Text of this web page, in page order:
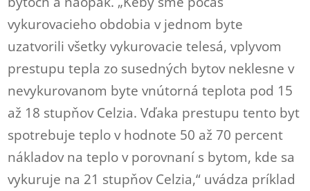
vykurovacieho obdobia v jednom byte
uzatvorili všetky vykurovacie telesá, vplyvom
prestupu tepla zo susedných bytov neklesne v
nevykurovanom byte vnútorná teplota pod 15
až 18 stupňov Celzia. Vďaka prestupu tento byt
spotrebuje teplo v hodnote 50 až 70 percent
nákladov na teplo v porovnaní s bytom, kde sa
vykuruje na 21 stupňov Celzia,“ uvádza príklad